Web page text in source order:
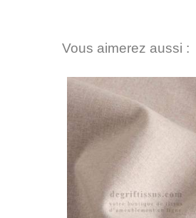
Vous aimerez aussi :